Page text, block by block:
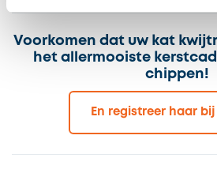
Voorkomen dat uw kat
het allermooiste
chippen!
En registreer haar